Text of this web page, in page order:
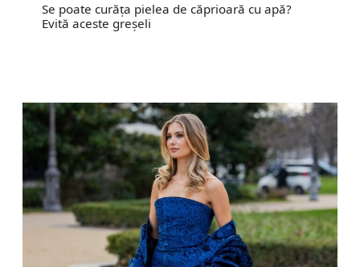
Se poate curăța pielea de căprioară cu apă?
Evită aceste greșeli